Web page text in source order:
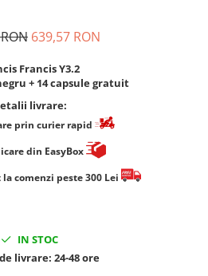
639,57 RON
Francis Y3.2
+ 14 capsule gratuit
livrare:
prin curier rapid
din EasyBox
comenzi peste 300 Lei
IN STOC
livrare: 24-48 ore